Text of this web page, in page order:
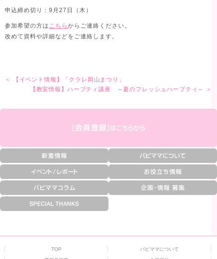
申込締め切り：9月27日（木）
参加希望の方は こちら からご連絡ください。
改めて資料や詳細などをご連絡します。
＜ 【イベント情報】「クラレ岡山まつり」
【教室情報】ハーブティ講座 ～夏のフレッシュハーブティ～ ＞
TOP パピママについて